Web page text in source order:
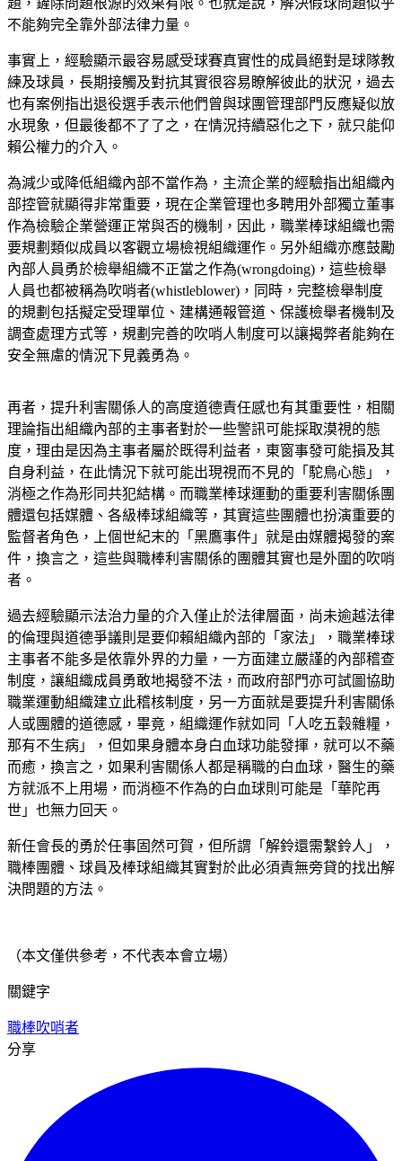
不能夠完全靠外部法律力量。
事實上，經驗顯示最容易感受球賽真實性的成員絕對是球隊教
練及球員，長期接觸及對抗其實很容易瞭解彼此的狀況，過去
也有案例指出退役選手表示他們曾與球團管理部門反應疑似放
水現象，但最後都不了了之，在情況持續惡化之下，就只能仰
賴公權力的介入。
為減少或降低組織內部不當作為，主流企業的經驗指出組織內
部控管就顯得非常重要，現在企業管理也多聘用外部獨立董事
作為檢驗企業營運正常與否的機制，因此，職業棒球組織也需
要規劃類似成員以客觀立場檢視組織運作。另外組織亦應鼓勵
內部人員勇於檢舉組織不正當之作為(wrongdoing)，這些檢舉
人員也都被稱為吹哨者(whistleblower)，同時，完整檢舉制度
的規劃包括擬定受理單位、建構通報管道、保護檢舉者機制及
調查處理方式等，規劃完善的吹哨人制度可以讓揭弊者能夠在
安全無慮的情況下見義勇為。
再者，提升利害關係人的高度道德責任感也有其重要性，相關
理論指出組織內部的主事者對於一些警訊可能採取漠視的態
度，理由是因為主事者屬於既得利益者，東窗事發可能損及其
自身利益，在此情況下就可能出現視而不見的「駝鳥心態」，
消極之作為形同共犯結構。而職業棒球運動的重要利害關係團
體還包括媒體、各級棒球組織等，其實這些團體也扮演重要的
監督者角色，上個世紀末的「黑鷹事件」就是由媒體揭發的案
件，換言之，這些與職棒利害關係的團體其實也是外圍的吹哨
者。
過去經驗顯示法治力量的介入僅止於法律層面，尚未逾越法律
的倫理與道德爭議則是要仰賴組織內部的「家法」，職業棒球
主事者不能多是依靠外界的力量，一方面建立嚴謹的內部稽查
制度，讓組織成員勇敢地揭發不法，而政府部門亦可試圖協助
職業運動組織建立此稽核制度，另一方面就是要提升利害關係
人或團體的道德感，畢竟，組織運作就如同「人吃五穀雜糧，
那有不生病」，但如果身體本身白血球功能發揮，就可以不藥
而癒，換言之，如果利害關係人都是稱職的白血球，醫生的藥
方就派不上用場，而消極不作為的白血球則可能是「華陀再
世」也無力回天。
新任會長的勇於任事固然可賀，但所謂「解鈴還需繫鈴人」，
職棒團體、球員及棒球組織其實對於此必須責無旁貸的找出解
決問題的方法。
（本文僅供參考，不代表本會立場）
關鍵字
職棒吹哨者
分享